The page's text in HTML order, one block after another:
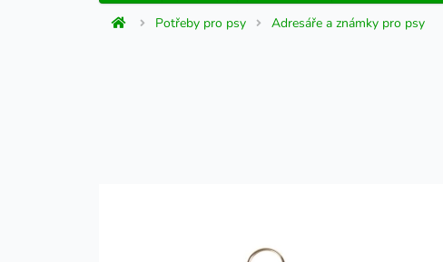
Potřeby pro psy Adresáře a známky pro psy